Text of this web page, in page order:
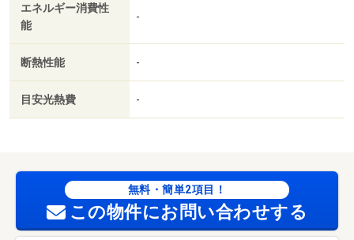
エネルギー消費性
能
-
断熱性能 -
目安光熱費 -
無料・簡単2項目！
この物件にお問い合わせする